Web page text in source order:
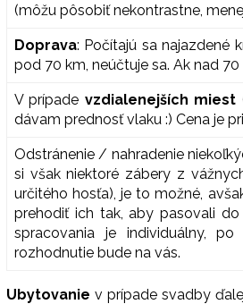
(môžu pôsobiť nekontrastne,
Doprava: Počítajú sa najazdené
pod 70 km, neúčtuje sa. Ak nad
V prípade vzdialenejších miest
dávam prednosť vlaku :) Cena je
Odstránenie / nahradenie
si však niektoré zábery z
určitého hosťa), je to možné,
prehodiť ich tak, aby pasovali
spracovania je individuálny,
rozhodnutie bude na vás.
Ubytovanie v prípade svadby